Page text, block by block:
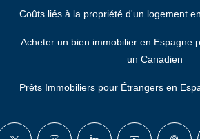
Coûts liés à la propriété d'un logement
Acheter un bien immobilier en Espagne
un Canadien
Prêts Immobiliers pour Étrangers en